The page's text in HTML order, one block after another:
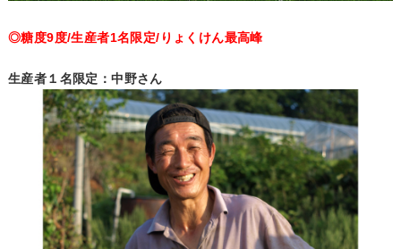
◎糖度9度/生産者1名限定/りょくけん最高峰
生産者１名限定：中野さん